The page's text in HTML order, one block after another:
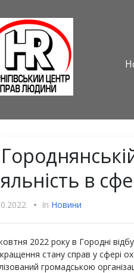
в
• In Новини
2022 року в Городні
стану справ у сфері
громадською